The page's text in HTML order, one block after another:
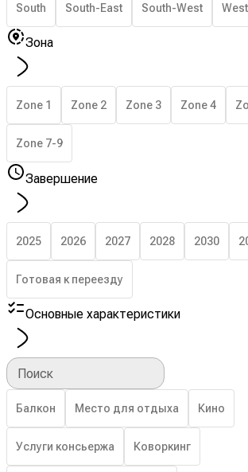
South South-East South-West West
Зона
Zone 1 Zone 2 Zone 3 Zone 4
Zone 7-9
Завершение
2025 2026 2027 2028 2030
Готовая к переезду
Основные характеристики
Поиск
Балкон Место для отдыха Кино
Услуги консьержа Коворкинг